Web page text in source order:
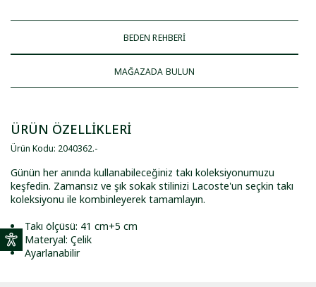
BEDEN REHBERİ
MAĞAZADA BULUN
ÜRÜN ÖZELLİKLERİ
Ürün Kodu: 2040362.-
Günün her anında kullanabileceğiniz takı koleksiyonumuzu
keşfedin. Zamansız ve şık sokak stilinizi Lacoste'un seçkin takı
koleksiyonu ile kombinleyerek tamamlayın.
Takı ölçüsü: 41 cm+5 cm
Materyal: Çelik
Ayarlanabilir